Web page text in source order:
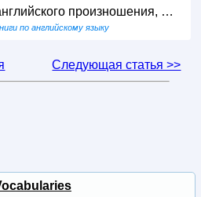
произношения, …
по английскому языку
Следующая статья >>